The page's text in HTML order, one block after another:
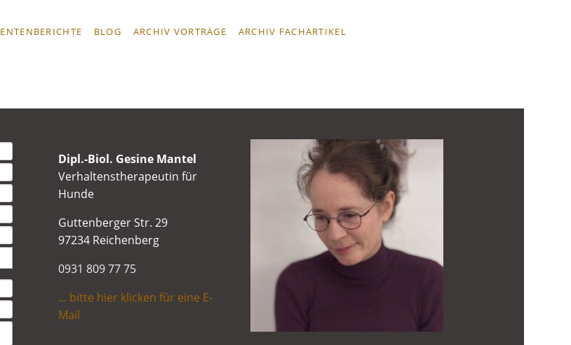
BLOG ARCHIV VORTRÄGE ARCHIV FACHARTIKEL
Dipl.-Biol. Gesine Mantel
Verhaltenstherapeutin für
Hunde
Guttenberger Str. 29
97234 Reichenberg
0931 809 77 75
... bitte hier klicken für eine E-
Mail